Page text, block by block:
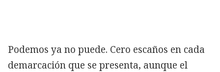
Podemos ya no puede. Cero escaños en cada
demarcación que se presenta, aunque el